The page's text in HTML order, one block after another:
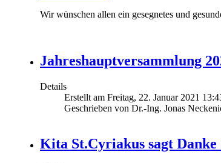
Wir wünschen allen ein gesegnetes und
Jahreshauptversammlung
Details
Erstellt am Freitag, 22. Januar 2021
Geschrieben von Dr.-Ing. Jonas
Kita St.Cyriakus sagt Danke